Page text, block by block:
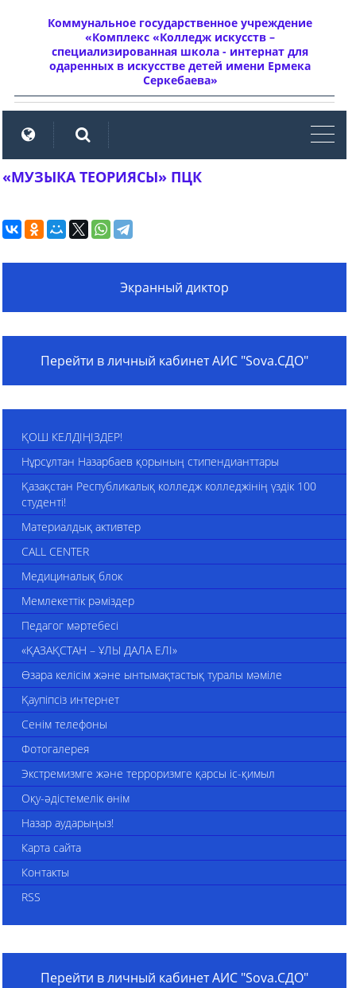
Коммунальное государственное учреждение
«Комплекс «Колледж искусств –
специализированная школа - интернат для
одаренных в искусстве детей имени Ермека
Серкебаева»
«МУЗЫКА ТЕОРИЯСЫ» ПЦК
Экранный диктор
Перейти в личный кабинет АИС "Sova.СДО"
ҚОШ КЕЛДІҢІЗДЕР!
Нұрсұлтан Назарбаев қорының стипендианттары
Қазақстан Республикалық колледж колледжінің үздік 100
студенті!
Материалдық активтер
CALL CENTER
Медициналық блок
Мемлекеттік рәміздер
Педагог мәртебесі
«ҚАЗАҚСТАН – ҰЛЫ ДАЛА ЕЛІ»
Өзара келісім және ынтымақтастық туралы мәміле
Қаупіпсіз интернет
Сенім телефоны
Фотогалерея
Экстремизмге және терроризмге қарсы іс-қимыл
Оқу-әдістемелік өнім
Назар аударыңыз!
Карта сайта
Контакты
RSS
Перейти в личный кабинет АИС "Sova.СДО"